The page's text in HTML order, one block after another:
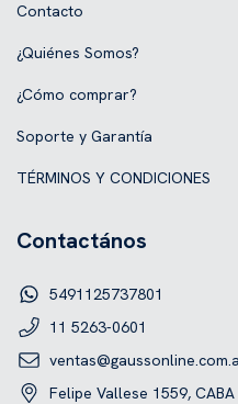
Contacto
¿Quiénes Somos?
¿Cómo comprar?
Soporte y Garantía
TÉRMINOS Y CONDICIONES
Contactános
5491125737801
11 5263-0601
Felipe Vallese 1559, CABA